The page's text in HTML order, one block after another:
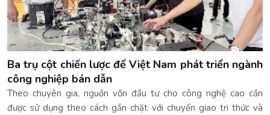
Ba trụ cột chiến lược để Việt Nam phát triển ngành
công nghiệp bán dẫn
Theo chuyên gia, nguồn vốn đầu tư cho công nghệ cao cần
được sử dụng theo cách gắn chặt với chuyển giao tri thức và